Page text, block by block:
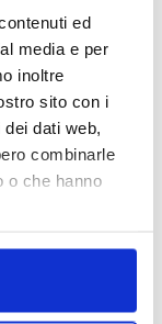
ed
media e per
inoltre
sito con i
dati web,
combinarle
o che hanno
il nucleo
del
proprio tutte, le
Ma quel nucleo
la privacy una
con la digitazione